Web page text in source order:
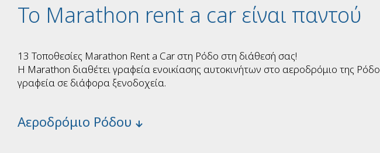
Το Marathon rent a car είναι παντού
13 Τοποθεσίες Marathon Rent a Car στη Ρόδο στη διάθεσή σας!
Η Marathon διαθέτει γραφεία ενοικίασης αυτοκινήτων στο αεροδρόμιο της
γραφεία σε διάφορα ξενοδοχεία.
Αεροδρόμιο Ρόδου